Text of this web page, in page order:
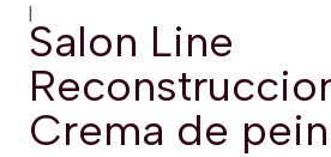
|
Salon Line
Crema de